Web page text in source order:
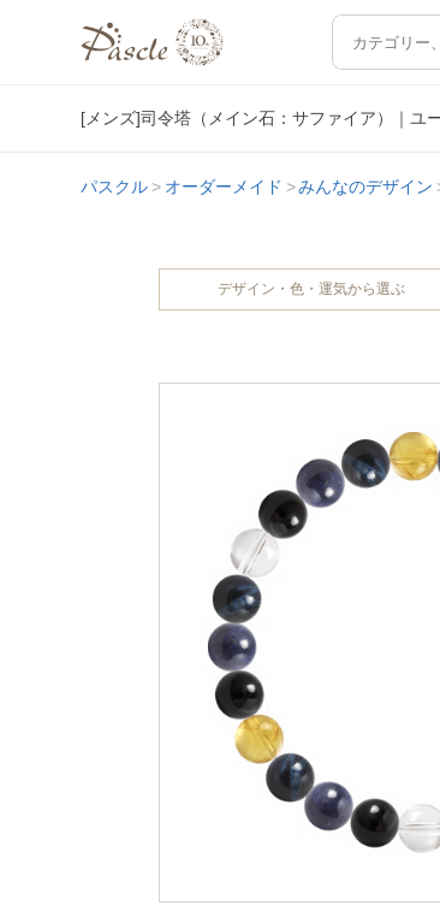
[メンズ]司令塔（メイン石：サファイア）｜ユ
パスクル オーダーメイド みんなのデザイン
デザイン・色・運気から選ぶ